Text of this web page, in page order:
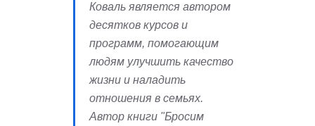
Коваль является автором
десятков курсов и
программ, помогающим
людям улучшить качество
жизни и наладить
отношения в семьях.
Автор книги "Бросим